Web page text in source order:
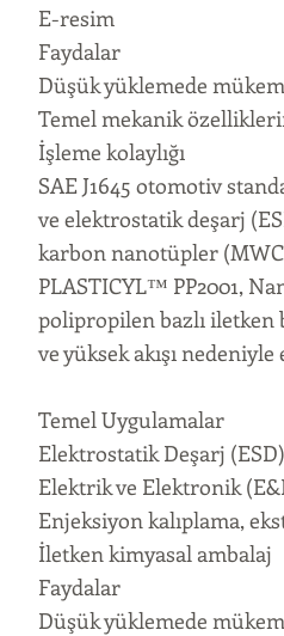
E-resim
Faydalar
Düşük yüklemede
Temel mekanik
İşleme kolaylığı
SAE J1645 otomotiv
ve elektrostatik deşarj
karbon nanotüpler
PLASTICYL™ PP2001,
polipropilen bazlı iletken
ve yüksek akışı
Temel Uygulamalar
Elektrostatik Deşarj
Elektrik ve Elektronik
Enjeksiyon kalıplama,
İletken kimyasal ambalaj
Faydalar
Düşük yüklemede